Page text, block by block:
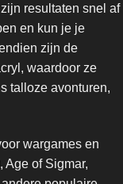
resultaten snel af
en kun je je
zijn de
waardoor ze
talloze avonturen,
wargames en
Age of Sigmar,